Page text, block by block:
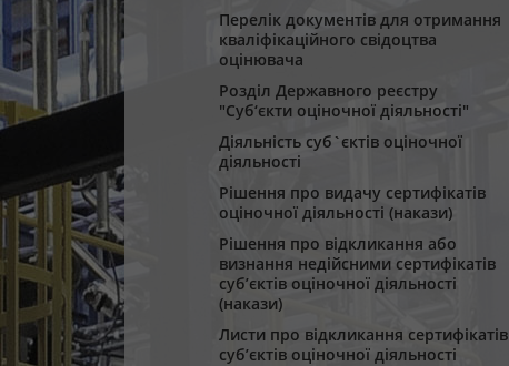
Перелік документів для отримання
кваліфікаційного свідоцтва
оцінювача
Розділ Державного реєстру
"Суб‘єкти оціночної діяльності"
Діяльність суб`єктів оціночної
діяльності
Рішення про видачу сертифікатів
оціночної діяльності (накази)
Рішення про відкликання або
визнання недійсними сертифікатів
суб’єктів оціночної діяльності
(накази)
Листи про відкликання сертифікатів
суб’єктів оціночної діяльності